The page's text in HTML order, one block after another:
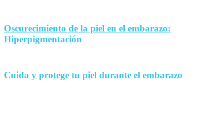
Oscurecimiento de la piel en el embarazo:
Hiperpigmentación
Cuida y protege tu piel durante el embarazo